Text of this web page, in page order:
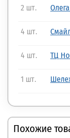
2 шт.
4 шт.
4 шт. ТЦ
1 шт.
Похожие